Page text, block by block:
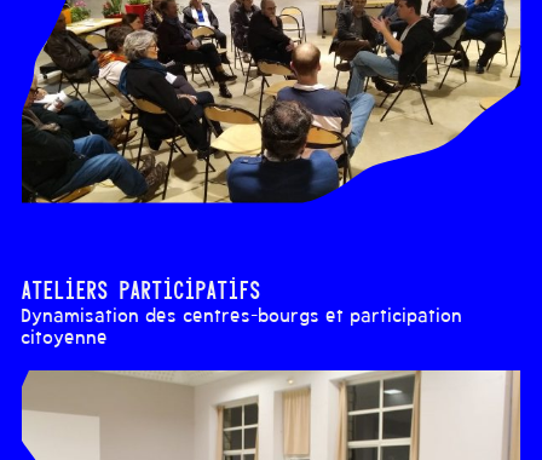
Ateliers participatifs
Dynamisation des centres-bourgs et participation
citoyenne